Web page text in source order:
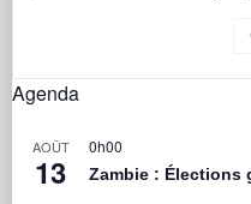
Agenda
AOÛT
13
0h00
Zambie : Élections